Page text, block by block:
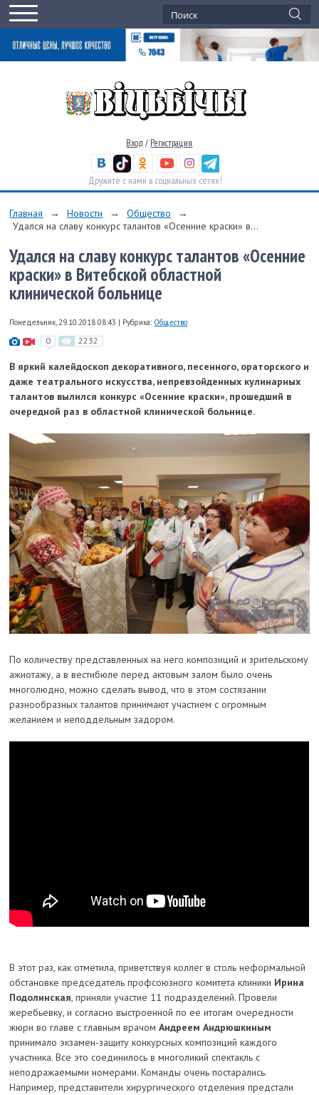
Вход / Регистрация
Дружите с нами в социальных сетях!
Главная → Новости → Общество
→
Удался на славу конкурс талантов «Осенние краски» в...
Удался на славу конкурс талантов «Осенние
краски» в Витебской областной
клинической больнице
Понедельник, 29.10.2018 08:43 | Рубрика: Общество
0 2232
В яркий калейдоскоп декоративного, песенного, ораторского и
даже театрального искусства, непревзойденных кулинарных
талантов вылился конкурс «Осенние краски», прошедший в
очередной раз в областной клинической больнице.
По количеству представленных на него композиций и зрительскому
ажиотажу, а в вестибюле перед актовым залом было очень
многолюдно, можно сделать вывод, что в этом состязании
разнообразных талантов принимают участием с огромным
желанием и неподдельным задором.
В этот раз, как отметила, приветствуя коллег в столь неформальной
обстановке председатель профсоюзного комитета клиники Ирина
Подолинская, приняли участие 11 подразделений. Провели
жеребьевку, и согласно выстроенной по ее итогам очередности
жюри во главе с главным врачомАндреем Андрюшкиным
принимало экзамен-защиту конкурсных композиций каждого
участника. Все это соединилось в многоликий спектакль с
неподражаемыми номерами. Команды очень постарались.
Например, представители хирургического отделения предстали